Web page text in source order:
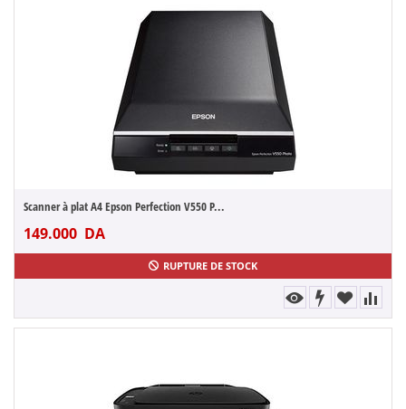
Scanner à plat A4 Epson Perfection V550 P...
149.000 DA
RUPTURE DE STOCK